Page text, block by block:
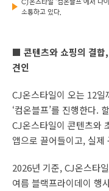
소통하고 있다.
■ 콘텐츠와 쇼핑의 결합
견인
CJ온스타일이 오는 12
‘컴온블프’를 진행한다.
CJ온스타일이 콘텐츠와
앱으로 끌어들이고, 실
2026년 기준, CJ온스타
여름 블랙프라이데이 행